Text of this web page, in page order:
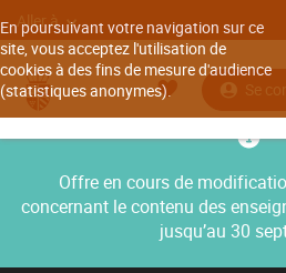
En poursuivant votre navigation sur ce
site, vous acceptez l'utilisation de
cookies à des fins de mesure d'audience
(statistiques anonymes).
Aller à
Se
Offre en cours de
concernant le contenu des
jusqu’au 30